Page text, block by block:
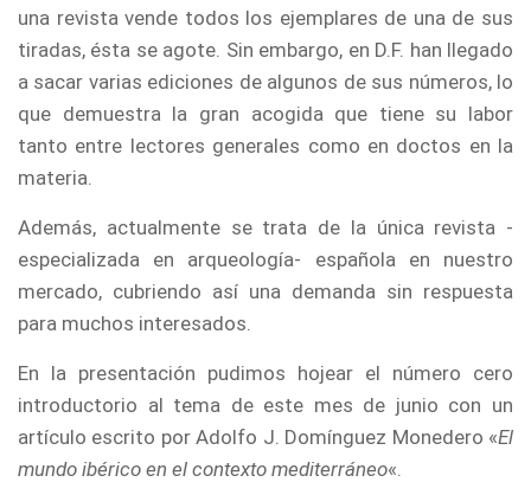
una revista vende todos los ejemplares de una de sus
tiradas, ésta se agote. Sin embargo, en D.F. han llegado
a sacar varias ediciones de algunos de sus números, lo
que demuestra la gran acogida que tiene su labor
tanto entre lectores generales como en doctos en la
materia.
Además, actualmente se trata de la única revista -
especializada en arqueología- española en nuestro
mercado, cubriendo así una demanda sin respuesta
para muchos interesados.
En la presentación pudimos hojear el número cero
introductorio al tema de este mes de junio con un
artículo escrito por Adolfo J. Domínguez Monedero «El
mundo ibérico en el contexto mediterráneo«.